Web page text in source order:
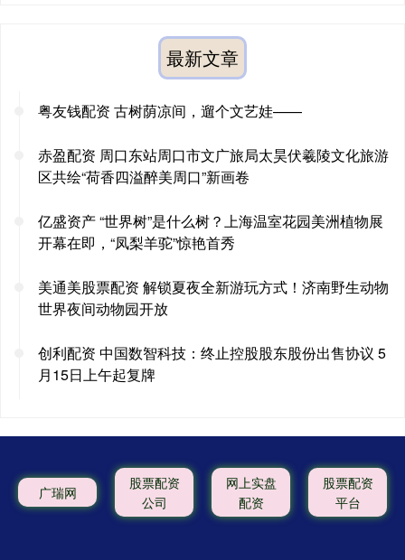
最新文章
粤友钱配资 古树荫凉间，遛个文艺娃——
赤盈配资 周口东站周口市文广旅局太昊伏羲陵文化旅游
区共绘“荷香四溢醉美周口”新画卷
亿盛资产 “世界树”是什么树？上海温室花园美洲植物展
开幕在即，“凤梨羊驼”惊艳首秀
美通美股票配资 解锁夏夜全新游玩方式！济南野生动物
世界夜间动物园开放
创利配资 中国数智科技：终止控股股东股份出售协议 5
月15日上午起复牌
广瑞网
股票配资
公司
网上实盘
配资
股票配资
平台